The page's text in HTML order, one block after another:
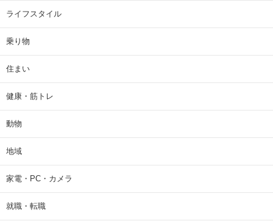
ライフスタイル
乗り物
住まい
健康・筋トレ
動物
地域
家電・PC・カメラ
就職・転職